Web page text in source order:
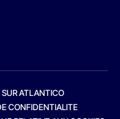
ATLANTICO
CONFIDENTIALITE